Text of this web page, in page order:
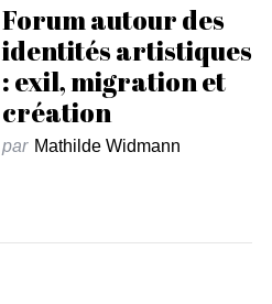
Forum autour des
identités artistiques
: exil, migration et
création
par Mathilde Widmann